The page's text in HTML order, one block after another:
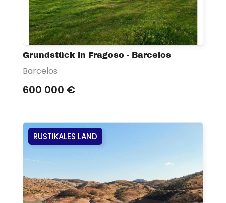
Grundstück in Fragoso - Barcelos
Barcelos
600 000 €
RUSTIKALES LAND